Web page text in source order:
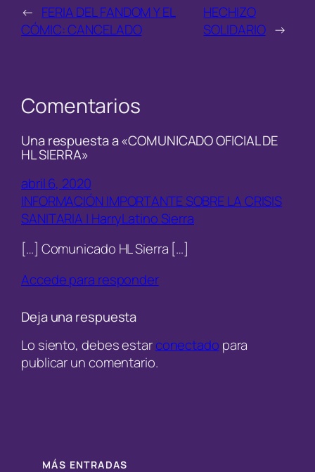
← FERIA DEL FANDOM Y EL
CÓMIC: CANCELADO
HECHIZO
SOLIDARIO →
Comentarios
Una respuesta a «COMUNICADO OFICIAL DE
HL SIERRA»
abril 6, 2020
INFORMACIÓN IMPORTANTE SOBRE LA CRISIS
SANITARIA | HarryLatino Sierra
[…] Comunicado HL Sierra […]
Accede para responder
Deja una respuesta
Lo siento, debes estarconectado para
publicar un comentario.
MÁS ENTRADAS